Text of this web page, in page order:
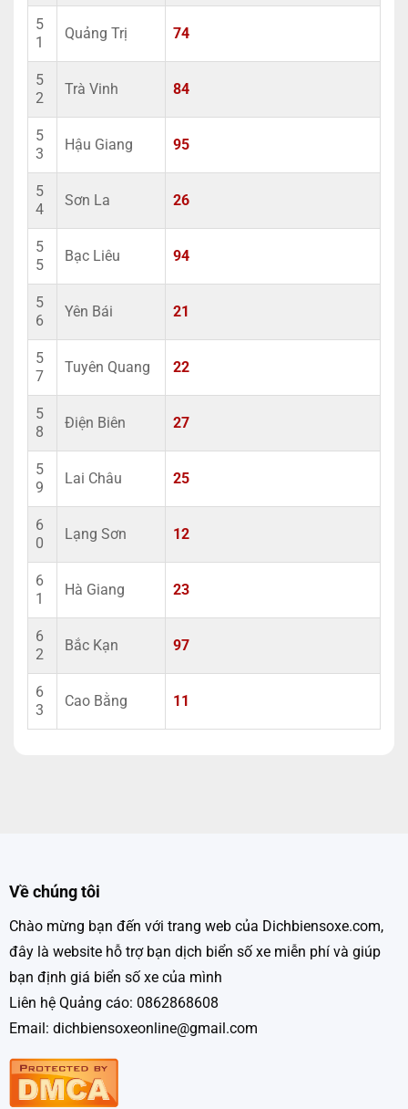
5
1
Quảng Trị 74
5
2
Trà Vinh 84
5
3
Hậu Giang 95
5
4
Sơn La 26
5
5
Bạc Liêu 94
5
6
Yên Bái 21
5
7
Tuyên Quang 22
5
8
Điện Biên 27
5
9
Lai Châu 25
6
0
Lạng Sơn 12
6
1
Hà Giang 23
6
2
Bắc Kạn 97
6
3
Cao Bằng 11
Về chúng tôi
Chào mừng bạn đến với trang web của Dichbiensoxe.com,
đây là website hỗ trợ bạn dịch biển số xe miễn phí và giúp
bạn định giá biển số xe của mình
Liên hệ Quảng cáo: 0862868608
Email: dichbiensoxeonline@gmail.com